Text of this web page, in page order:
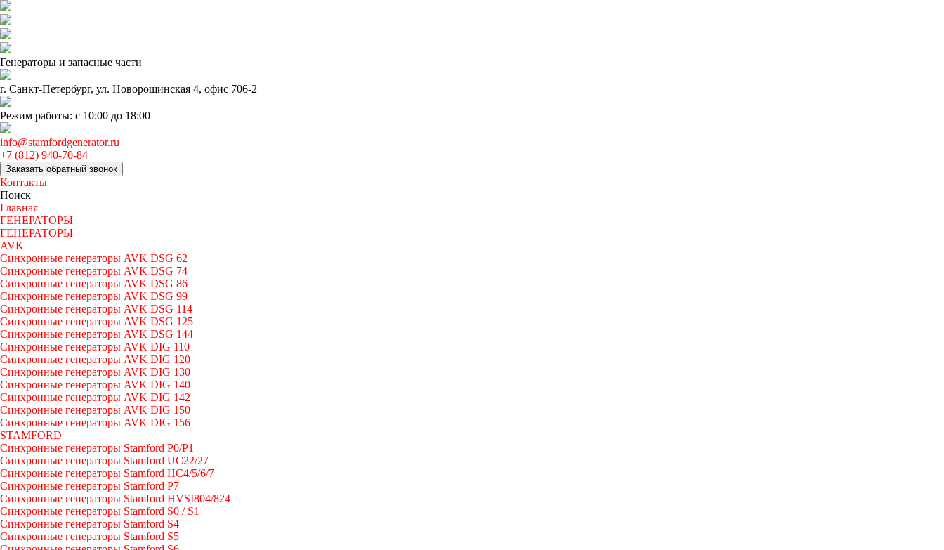
Генераторы и запаcные части
г. Санкт-Петербург, ул. Новорощинская 4, офис 706-2
Режим работы: с 10:00 до 18:00
info@stamfordgenerator.ru
+7 (812) 940-70-84
Заказать обратный звонок
Контакты
Поиск
Главная
ГЕНЕРАТОРЫ
ГЕНЕРАТОРЫ
AVK
Синхронные генераторы AVK DSG 62
Синхронные генераторы AVK DSG 74
Синхронные генераторы AVK DSG 86
Синхронные генераторы AVK DSG 99
Синхронные генераторы AVK DSG 114
Синхронные генераторы AVK DSG 125
Синхронные генераторы AVK DSG 144
Синхронные генераторы AVK DIG 110
Синхронные генераторы AVK DIG 120
Синхронные генераторы AVK DIG 130
Синхронные генераторы AVK DIG 140
Синхронные генераторы AVK DIG 142
Синхронные генераторы AVK DIG 150
Синхронные генераторы AVK DIG 156
STAMFORD
Синхронные генераторы Stamford P0/P1
Синхронные генераторы Stamford UC22/27
Синхронные генераторы Stamford HC4/5/6/7
Синхронные генераторы Stamford P7
Синхронные генераторы Stamford HVSI804/824
Синхронные генераторы Stamford S0 / S1
Синхронные генераторы Stamford S4
Синхронные генераторы Stamford S5